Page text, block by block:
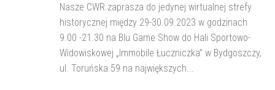
Nasze CWR zaprasza do jedynej wirtualnej strefy
historycznej między 29-30.09.2023 w godzinach
9.00 -21.30 na Blu Game Show do Hali Sportowo-
Widowiskowej „Immobile Łuczniczka” w Bydgoszczy,
ul. Toruńska 59 na największych...